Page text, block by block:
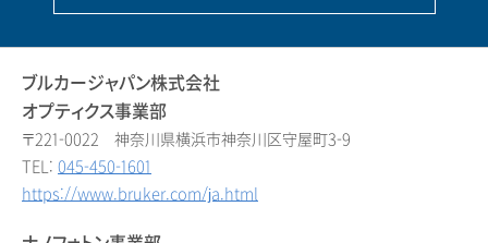
ブルカージャパン株式会社
オプティクス事業部
〒221-0022 神奈川県横浜市神奈川区守屋町3-9
TEL: 045-450-1601
https://www.bruker.com/ja.html